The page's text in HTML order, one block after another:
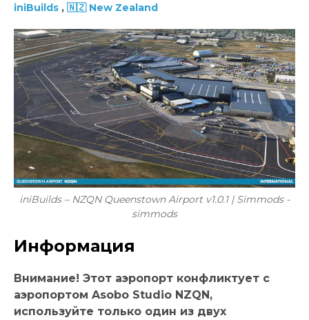
iniBuilds , 🇳🇿 New Zealand
iniBuilds – NZQN Queenstown Airport v1.0.1 | Simmods -
simmods
Информация
Внимание! Этот аэропорт конфликтует с
аэропортом Asobo Studio NZQN,
используйте только один из двух